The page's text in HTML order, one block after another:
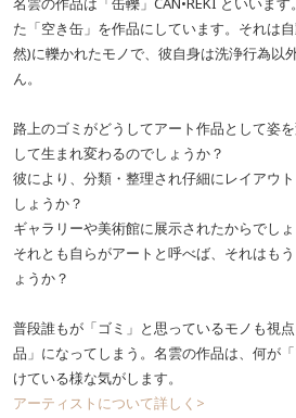
た「空き缶」を作品にしています。それは
然)に轢かれたモノで、彼自身は洗浄行為以
ん。
路上のゴミがどうしてアート作品として姿
して生まれ変わるのでしょうか？
彼により、分類・整理され仔細にレイアウ
しょうか？
ギャラリーや美術館に展示されたからでし
それとも自らがアートと呼べば、それはも
ょうか？
普段誰もが「ゴミ」と思っているモノも視
品」になってしまう。名雲の作品は、何が
けている様な気がします。
アーティストについて詳しく>